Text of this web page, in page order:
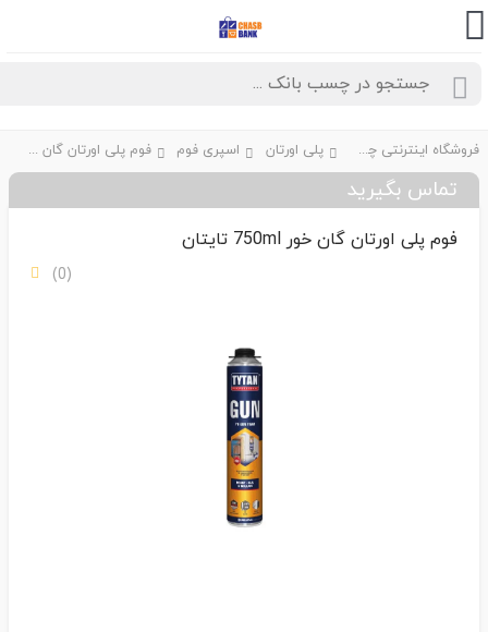
فروشگاه اینترنتی چسب بانک پلی اورتان اسپری فوم فوم پلی اورتان گان خور 750ml تایتان
تماس بگیرید
فوم پلی اورتان گان خور 750ml تایتان